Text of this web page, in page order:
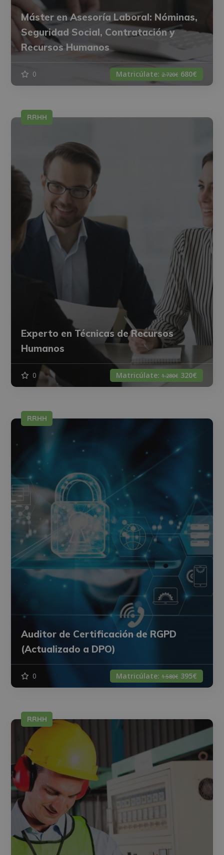
Máster en Asesoría Laboral: Nóminas,
Seguridad Social, Contratación y
Recursos Humanos
0 Matricúlate: 2.720€ 680€
RRHH
Experto en Técnicas de Recursos
Humanos
0 Matricúlate: 1.280€ 320€
RRHH
Auditor de Certificación de RGPD
(Actualizado a DPO)
0 Matricúlate: 1.580€ 395€
RRHH